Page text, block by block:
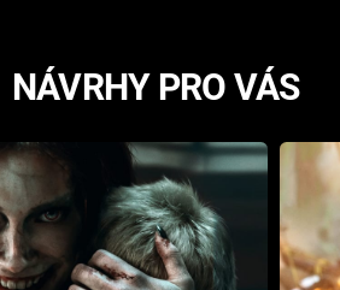
NÁVRHY PRO VÁS